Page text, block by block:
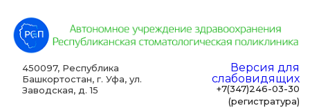
450097, Республика
Башкортостан, г. Уфа, ул.
Заводская, д. 15
Версия для
слабовидящих
+7(347)246-03-30
(регистратура)